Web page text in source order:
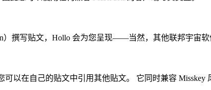
）撰写贴文，Hollo 会为您呈现——当然，其他联邦宇宙
以在自己的贴文中引用其他贴文。 它同时兼容 Misskey